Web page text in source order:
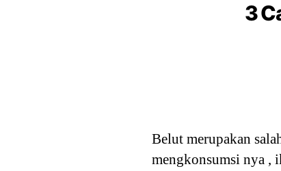
3
Belut merupakan
mengkonsumsi nya ,